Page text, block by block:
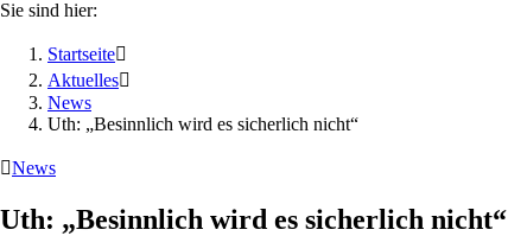
Sie sind hier:
Startseite
Aktuelles
News
Uth: „Besinnlich wird es sicherlich nicht“
News
Uth: „Besinnlich wird es sicherlich nicht“